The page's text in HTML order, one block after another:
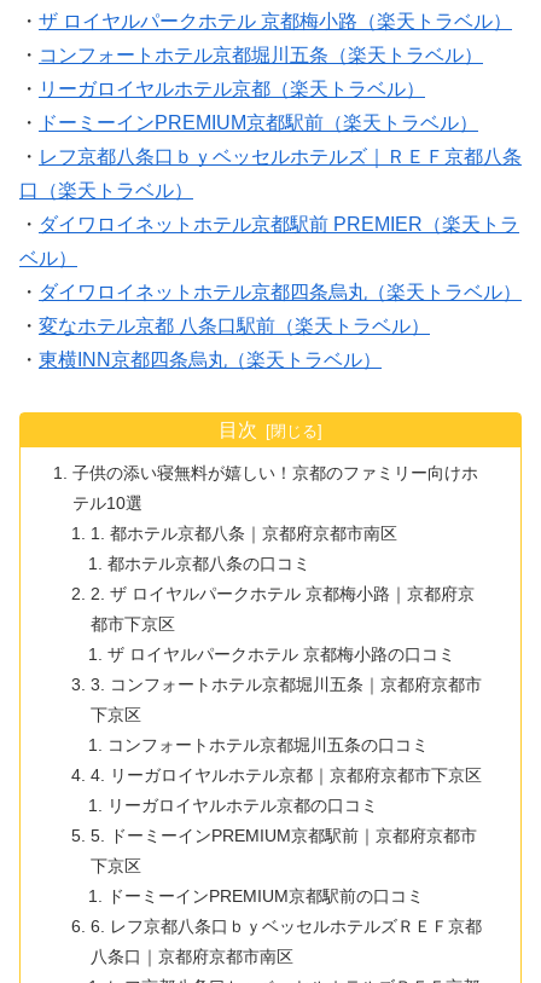
・ ザ ロイヤルパークホテル 京都梅小路（楽天トラベル）
・ コンフォートホテル京都堀川五条（楽天トラベル）
・ リーガロイヤルホテル京都（楽天トラベル）
・
ドーミーインPREMIUM京都駅前（楽天トラベル）
・ レフ京都八条口ｂｙベッセルホテルズ｜ＲＥＦ京都八条
口（楽天トラベル）
・ ダイワロイネットホテル京都駅前 PREMIER（楽天トラ
ベル）
・ ダイワロイネットホテル京都四条烏丸（楽天トラベル）
・ 変なホテル京都 八条口駅前（楽天トラベル）
・ 東横INN京都四条烏丸（楽天トラベル）
目次
子供の添い寝無料が嬉しい！京都のファミリー向けホ
テル10選
1. 都ホテル京都八条｜京都府京都市南区
都ホテル京都八条の口コミ
2. ザ ロイヤルパークホテル 京都梅小路｜京都府京
都市下京区
ザ ロイヤルパークホテル 京都梅小路の口コミ
3. コンフォートホテル京都堀川五条｜京都府京都市
下京区
コンフォートホテル京都堀川五条の口コミ
4. リーガロイヤルホテル京都｜京都府京都市下京区
リーガロイヤルホテル京都の口コミ
5. ドーミーインPREMIUM京都駅前｜京都府京都市
下京区
ドーミーインPREMIUM京都駅前の口コミ
6. レフ京都八条口ｂｙベッセルホテルズＲＥＦ京都
八条口｜京都府京都市南区